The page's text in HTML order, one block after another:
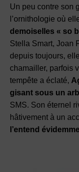
Un peu contre son
l’ornithologie où
demoiselles « so
Stella Smart, Joan
depuis toujours,
chamailler, parfois
tempête a éclaté,
gisant sous un
SMS. Son éternel
hâtivement à un
l’entend